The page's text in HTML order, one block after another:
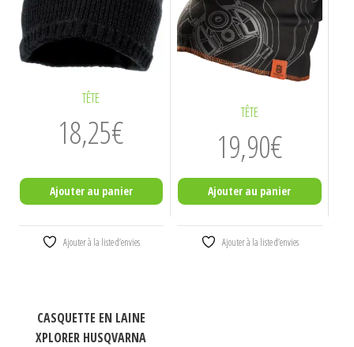
TÊTE
18,25€
Ajouter au panier
Ajouter à la liste d’envies
TÊTE
19,90€
Ajouter au panier
Ajouter à la liste d’envies
CASQUETTE EN LAINE
XPLORER HUSQVARNA